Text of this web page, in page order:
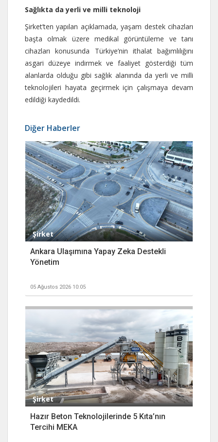
Sağlıkta da yerli ve milli teknoloji
Şirket’ten yapılan açıklamada, yaşam destek cihazları
başta olmak üzere medikal görüntüleme ve tanı
cihazları konusunda Türkiye’nin ithalat bağımlılığını
asgari düzeye indirmek ve faaliyet gösterdiği tüm
alanlarda olduğu gibi sağlık alanında da yerli ve milli
teknolojileri hayata geçirmek için çalışmaya devam
edildiği kaydedildi.
Diğer Haberler
Şirket
Ankara Ulaşımına Yapay Zeka Destekli
Yönetim
05 Ağustos 2026 10:05
Şirket
Hazır Beton Teknolojilerinde 5 Kıta’nın
Tercihi MEKA